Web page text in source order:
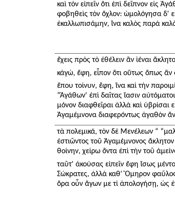
καὶ τὸν εἰπεῖν ὅτι ἐπὶ δεῖπνον εἰς
φοβηθεὶς τὸν ὄχλον: ὡμολόγησα δ'
ἐκαλλωπισάμην, ἵνα καλὸς παρὰ
ἔχεις πρὸς τὸ ἐθέλειν ἂν ἰέναι
κἀγώ, ἔφη, εἶπον ὅτι οὕτως ὅπως ἂν
ἕπου τοίνυν, ἔφη, ἵνα καὶ τὴν
“Ἀγάθων' ἐπὶ δαῖτας ἴασιν
μόνον διαφθεῖραι ἀλλὰ καὶ ὑβρίσαι
Ἀγαμέμνονα διαφερόντως ἀγαθὸν
τὰ πολεμικά, τὸν δὲ Μενέλεων “
ἑστιῶντος τοῦ Ἀγαμέμνονος
θοίνην, χείρω ὄντα ἐπὶ τὴν τοῦ
ταῦτ' ἀκούσας εἰπεῖν ἔφη ἴσως
Σώκρατες, ἀλλὰ καθ' Ὅμηρον
ὅρα οὖν ἄγων με τί ἀπολογήσῃ, ὡς